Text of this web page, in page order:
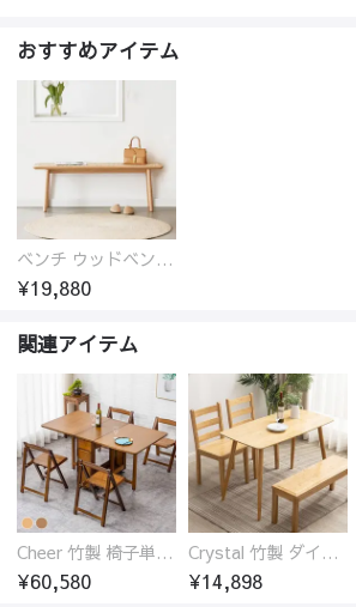
おすすめアイテム
ベンチ ウッドベンチ オーク ダイニングベンチ 2人掛け 二人掛け 長椅子 ウッド 玄関スツール オーク材 ラタン 椅子 アジアンテイスト おしゃれ チェア いす イス 北欧
¥19,880
関連アイテム
Cheer 竹製 椅子単品 バタフライテーブル 折りたたみダイニングテーブル単品 椅子セット 伸縮
¥60,580
Crystal 竹製 ダイニングテーブル
¥14,898